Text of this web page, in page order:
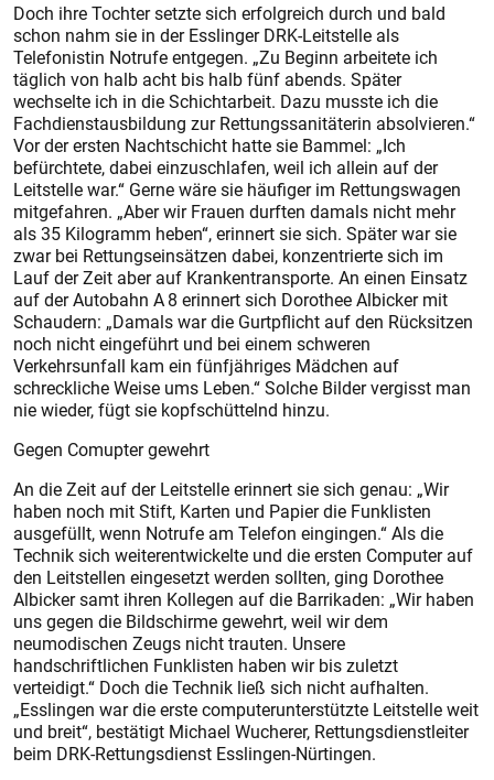
Doch ihre Tochter setzte sich erfolgreich durch und bald
schon nahm sie in der Esslinger DRK-Leitstelle als
Telefonistin Notrufe entgegen. „Zu Beginn arbeitete ich
täglich von halb acht bis halb fünf abends. Später
wechselte ich in die Schichtarbeit. Dazu musste ich die
Fachdienstausbildung zur Rettungssanitäterin absolvieren.“
Vor der ersten Nachtschicht hatte sie Bammel: „Ich
befürchtete, dabei einzuschlafen, weil ich allein auf der
Leitstelle war.“ Gerne wäre sie häufiger im Rettungswagen
mitgefahren. „Aber wir Frauen durften damals nicht mehr
als 35 Kilogramm heben“, erinnert sie sich. Später war sie
zwar bei Rettungseinsätzen dabei, konzentrierte sich im
Lauf der Zeit aber auf Kranken­transporte. An einen Einsatz
auf der Autobahn A 8 erinnert sich ­Dorothee Albicker mit
Schaudern: „Damals war die Gurtpflicht auf den Rücksitzen
noch nicht eingeführt und bei einem schweren
Verkehrsunfall kam ein fünfjähriges Mädchen auf
schreckliche Weise ums Leben.“ Solche Bilder vergisst man
nie wieder, fügt sie kopfschüttelnd hinzu.
Gegen Comupter gewehrt
An die Zeit auf der Leitstelle erinnert sie sich genau: „Wir
haben noch mit Stift, Karten und Papier die Funklisten
ausgefüllt, wenn Notrufe am Telefon eingingen.“ Als die
Technik sich weiterentwickelte und die ersten Computer auf
den Leitstellen eingesetzt werden sollten, ging Dorothee
Albicker samt ihren Kollegen auf die Barrikaden: „Wir haben
uns gegen die Bildschirme gewehrt, weil wir dem
neumodischen Zeugs nicht trauten. Unsere
handschriftlichen Funklisten haben wir bis zuletzt
verteidigt.“ Doch die Technik ließ sich nicht aufhalten.
„Esslingen war die erste computerunterstützte Leitstelle weit
und breit“, bestätigt Michael Wucherer, Rettungsdienstleiter
beim DRK-Rettungsdienst Esslingen-Nürtingen.